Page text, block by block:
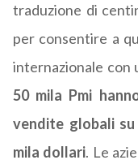
traduzione di
per consentire a
internazionale con
50 mila Pmi
vendite globali
mila dollari. Le